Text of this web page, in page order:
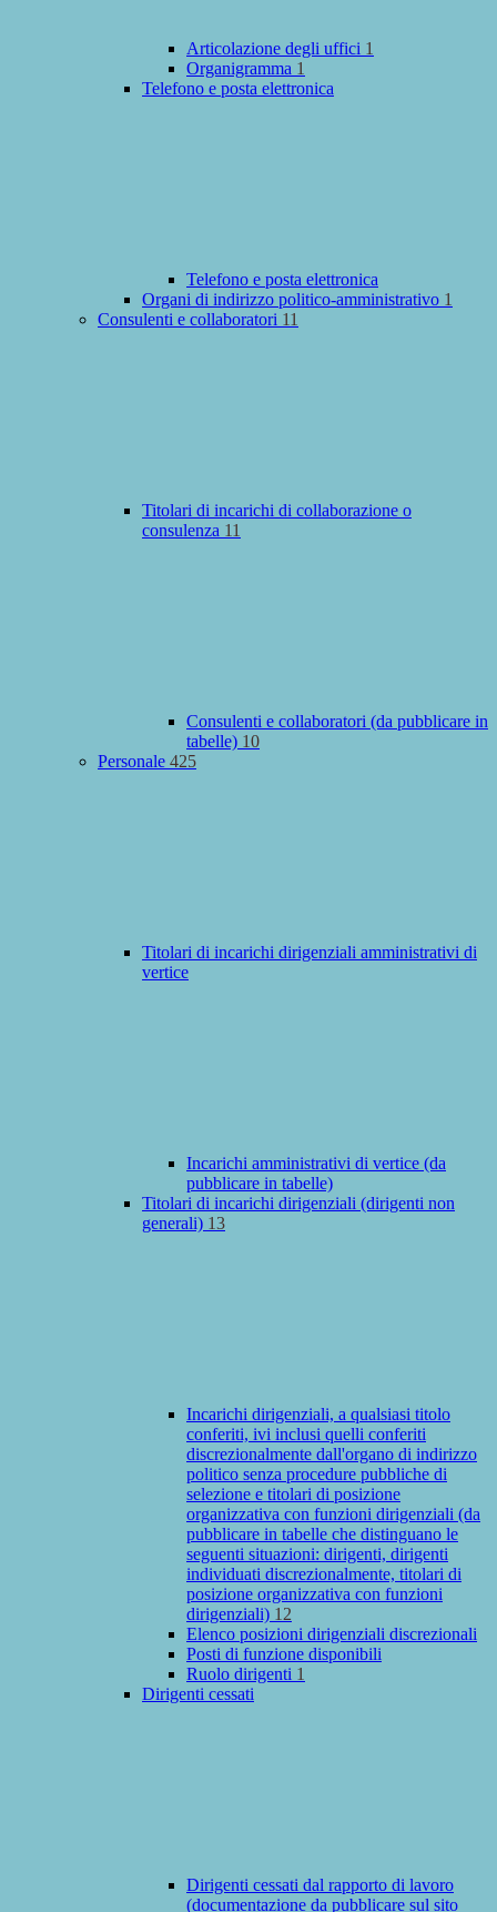
Articolazione degli uffici 1
Organigramma 1
Telefono e posta elettronica
Telefono e posta elettronica
Organi di indirizzo politico-amministrativo 1
Consulenti e collaboratori 11
Titolari di incarichi di collaborazione o
consulenza 11
Consulenti e collaboratori (da pubblicare in
tabelle) 10
Personale 425
Titolari di incarichi dirigenziali amministrativi di
vertice
Incarichi amministrativi di vertice (da
pubblicare in tabelle)
Titolari di incarichi dirigenziali (dirigenti non
generali) 13
Incarichi dirigenziali, a qualsiasi titolo
conferiti, ivi inclusi quelli conferiti
discrezionalmente dall'organo di indirizzo
politico senza procedure pubbliche di
selezione e titolari di posizione
organizzativa con funzioni dirigenziali (da
pubblicare in tabelle che distinguano le
seguenti situazioni: dirigenti, dirigenti
individuati discrezionalmente, titolari di
posizione organizzativa con funzioni
dirigenziali) 12
Elenco posizioni dirigenziali discrezionali
Posti di funzione disponibili
Ruolo dirigenti 1
Dirigenti cessati
Dirigenti cessati dal rapporto di lavoro
(documentazione da pubblicare sul sito